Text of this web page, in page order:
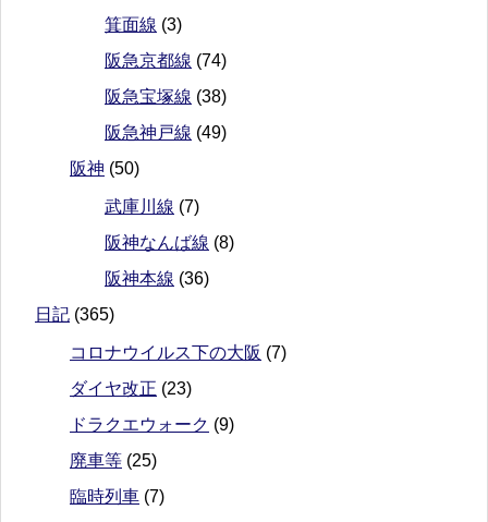
箕面線 (3)
阪急京都線 (74)
阪急宝塚線 (38)
阪急神戸線 (49)
阪神 (50)
武庫川線 (7)
阪神なんば線 (8)
阪神本線 (36)
日記 (365)
コロナウイルス下の大阪 (7)
ダイヤ改正 (23)
ドラクエウォーク (9)
廃車等 (25)
臨時列車 (7)